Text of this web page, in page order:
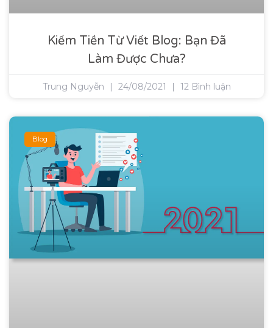
Kiếm Tiền Từ Viết Blog: Bạn Đã
Làm Được Chưa?
Trung Nguyễn 24/08/2021 12 Bình luận
Blog